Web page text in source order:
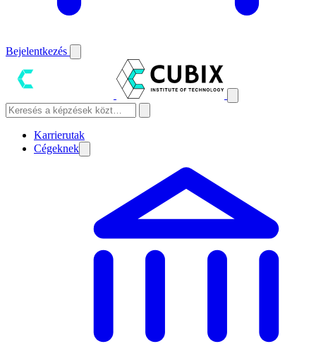
Bejelentkezés
Karrierutak
Cégeknek